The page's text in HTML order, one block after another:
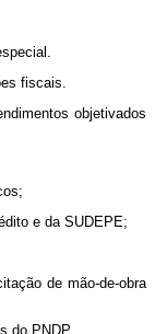
fiscais.
objetivados
e da SUDEPE;
de mão-de-obra
do PNDP.